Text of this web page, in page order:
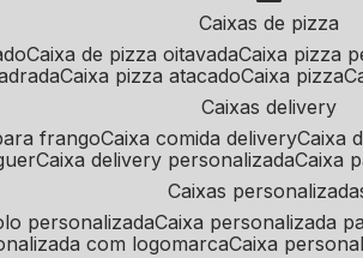
caixas de pizza
caixa de pizza oitavada caixa pizza
caixa pizza atacado caixa pizza
caixas delivery
frango caixa comida delivery caixa
caixa delivery personalizada caixa
caixas
personalizada caixa personalizada
com logomarca caixa